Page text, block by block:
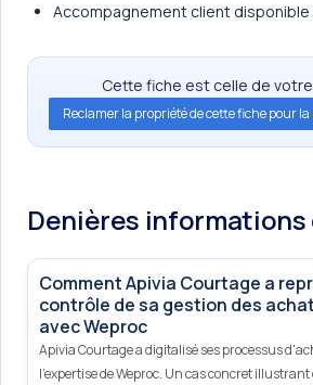
Accompagnement client
Cette fiche est celle de
Reclamer la propriété de cette fiche pour
Denières informations
Comment Apivia Courtage a
contrôle de sa gestion des
avec Weproc
Apivia Courtage a digitalisé ses processus
l'expertise de Weproc. Un cas concret